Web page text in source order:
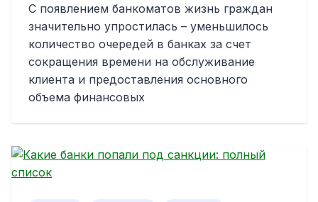
С появлением банкоматов жизнь граждан
значительно упростилась – уменьшилось
количество очередей в банках за счет
сокращения времени на обслуживание
клиента и предоставления основного
объема финансовых